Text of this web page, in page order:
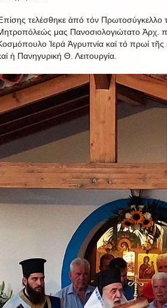
τελέσθηκε ἀπό τόν Πρωτοσύγκελλο
μας Πανοσιολογιώτατο Ἀρχ.
Ἱερά Ἀγρυπνία καί τό πρωί
ἡ Πανηγυρική Θ. Λειτουργία.